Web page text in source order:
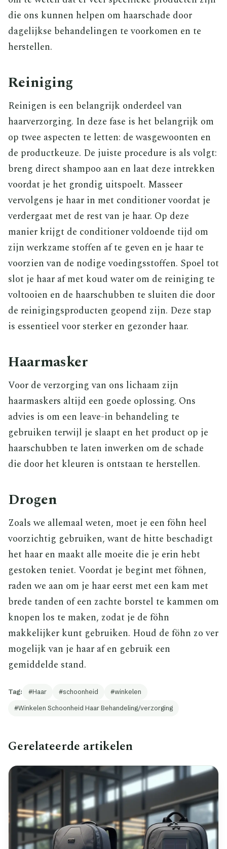
die ons kunnen helpen om haarschade door
dagelijkse behandelingen te voorkomen en te
herstellen.
Reiniging
Reinigen is een belangrijk onderdeel van
haarverzorging. In deze fase is het belangrijk om
op twee aspecten te letten: de wasgewoonten en
de productkeuze. De juiste procedure is als volgt:
breng direct shampoo aan en laat deze intrekken
voordat je het grondig uitspoelt. Masseer
vervolgens je haar in met conditioner voordat je
verdergaat met de rest van je haar. Op deze
manier krijgt de conditioner voldoende tijd om
zijn werkzame stoffen af te geven en je haar te
voorzien van de nodige voedingsstoffen. Spoel tot
slot je haar af met koud water om de reiniging te
voltooien en de haarschubben te sluiten die door
de reinigingsproducten geopend zijn. Deze stap
is essentieel voor sterker en gezonder haar.
Haarmasker
Voor de verzorging van ons lichaam zijn
haarmaskers altijd een goede oplossing. Ons
advies is om een leave-in behandeling te
gebruiken terwijl je slaapt en het product op je
haarschubben te laten inwerken om de schade
die door het kleuren is ontstaan te herstellen.
Drogen
Zoals we allemaal weten, moet je een föhn heel
voorzichtig gebruiken, want de hitte beschadigt
het haar en maakt alle moeite die je erin hebt
gestoken teniet. Voordat je begint met föhnen,
raden we aan om je haar eerst met een kam met
brede tanden of een zachte borstel te kammen om
knopen los te maken, zodat je de föhn
makkelijker kunt gebruiken. Houd de föhn zo ver
mogelijk van je haar af en gebruik een
gemiddelde stand.
Tag: Haar schoonheid winkelen
Winkelen Schoonheid Haar Behandeling/verzorging
Gerelateerde artikelen